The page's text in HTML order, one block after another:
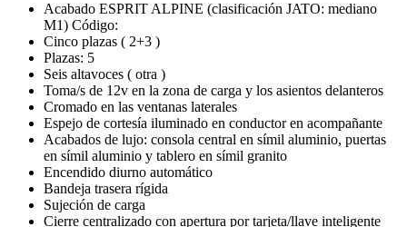
Acabado ESPRIT ALPINE (clasificación JATO: mediano
M1) Código:
Cinco plazas ( 2+3 )
Plazas: 5
Seis altavoces ( otra )
Toma/s de 12v en la zona de carga y los asientos delanteros
Cromado en las ventanas laterales
Espejo de cortesía iluminado en conductor en acompañante
Acabados de lujo: consola central en símil aluminio, puertas
en símil aluminio y tablero en símil granito
Encendido diurno automático
Bandeja trasera rígida
Sujeción de carga
Cierre centralizado con apertura por tarjeta/llave inteligente